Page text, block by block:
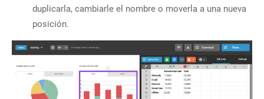
duplicarla, cambiarle el nombre o moverla a una nueva
posición.